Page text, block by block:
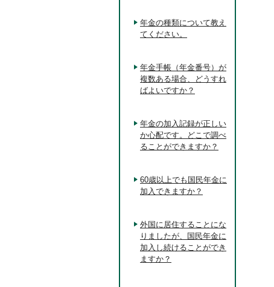
年金の種類について教え
てください。
年金手帳（年金番号）が
複数ある場合、どうすれ
ばよいですか？
年金の加入記録が正しい
か心配です。どこで調べ
ることができますか？
60歳以上でも国民年金に
加入できますか？
外国に居住することにな
りましたが、国民年金に
加入し続けることができ
ますか？